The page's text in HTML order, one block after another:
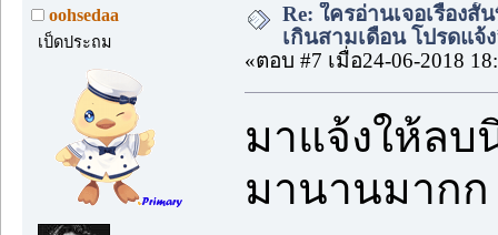
oohsedaa
เป็ดประถม
Re: ใครอ่านเจอเรื่อง
เกินสามเดือน โปรดแจ้
«ตอบ #7 เมื่อ24-06-2018
มาแจ้งให้ลบ
มานานมาก